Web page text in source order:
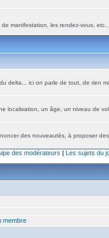
manifestation, les rendez-vous, etc...
delta... ici on parle de tout, de rien
localisation, un âge, un niveau de
des nouveautés, à proposer
des modérateurs | Les sujets du
membre